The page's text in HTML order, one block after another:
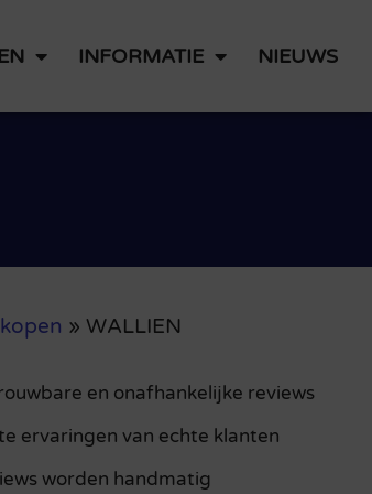
INFORMATIE NIEUWS
» WALLIEN
en onafhankelijke reviews
ervaringen van echte klanten
worden handmatig